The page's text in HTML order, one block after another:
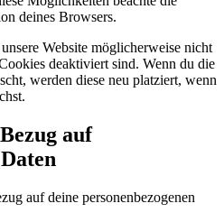
deines Browsers.
Website möglicherweise nicht
deaktiviert sind. Wenn du die
werden diese neu platziert, wenn
auf
auf deine personenbezogenen